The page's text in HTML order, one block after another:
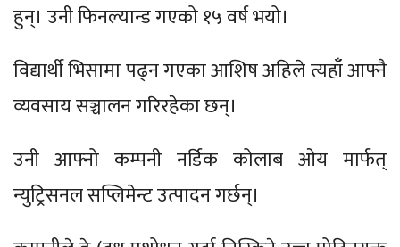
हुन्। उनी फिनल्यान्ड गएको १५ वर्ष भयो।
विद्यार्थी भिसामा पढ्न गएका आशिष अहिले त्यहाँ आफ्नै
व्यवसाय सञ्चालन गरिरहेका छन्।
उनी आफ्नो कम्पनी नर्डिक कोलाब ओय मार्फत्
न्युट्रिसनल सप्लिमेन्ट उत्पादन गर्छन्।